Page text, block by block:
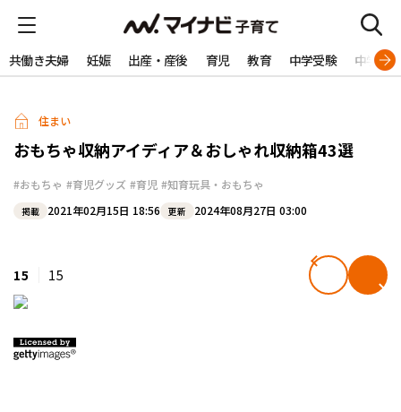
共働き夫婦 妊娠 出産・産後 育児 教育 中学受験 中学生
住まい
おもちゃ収納アイディア＆おしゃれ収納箱43選
#おもちゃ #育児グッズ #育児 #知育玩具・おもちゃ
掲載 2021年02月15日 18:56 更新 2024年08月27日 03:00
15 15